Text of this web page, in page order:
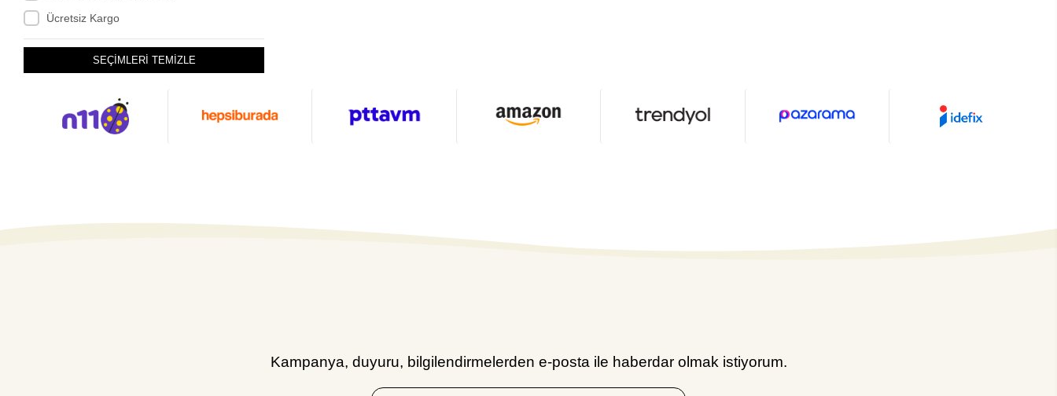
Ücretsiz Kargo
SEÇİMLERİ TEMİZLE
Kampanya, duyuru, bilgilendirmelerden e-posta ile haberdar olmak istiyorum.